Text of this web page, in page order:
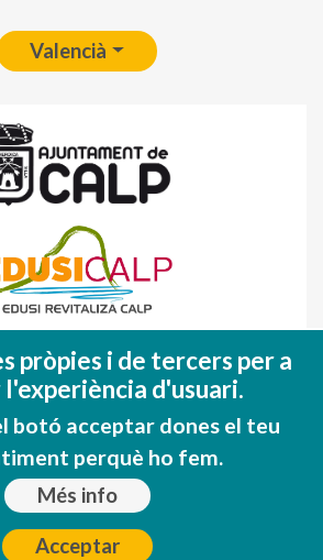
Valencià
de hacer EUROPA
pròpies i de tercers per a
d'usuari.
botó acceptar dones el teu
perquè ho fem.
Més info
Acceptar